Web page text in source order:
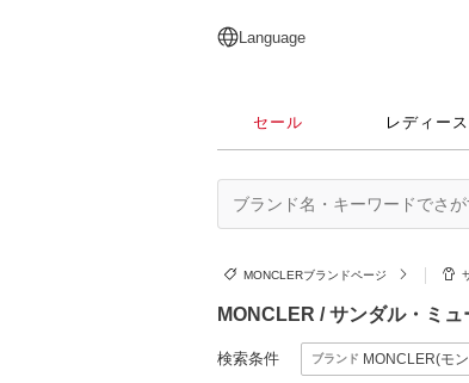
日本語
English
简体中文
繁體中文
Language
セール レディース
MONCLERブランドページ
MONCLER / サンダル・ミ
検索条件 ブランド MONCLER(モ